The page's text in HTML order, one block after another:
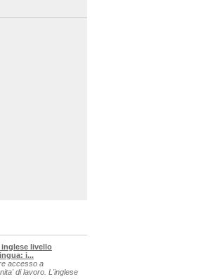
inglese livello
i...
accesso a
di lavoro. L'inglese